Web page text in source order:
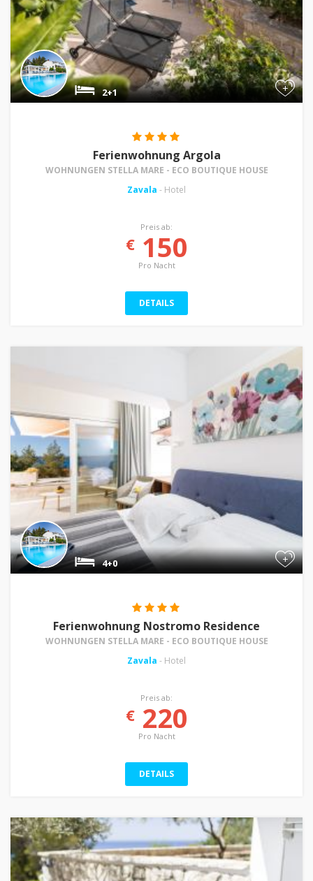
+
2+1
Ferienwohnung Argola
WOHNUNGEN STELLA MARE - ECO BOUTIQUE HOUSE
Zavala - Hotel
Preis ab:
€150
Pro Nacht
DETAILS
+
4+0
Ferienwohnung Nostromo Residence
WOHNUNGEN STELLA MARE - ECO BOUTIQUE HOUSE
Zavala - Hotel
Preis ab:
€220
Pro Nacht
DETAILS